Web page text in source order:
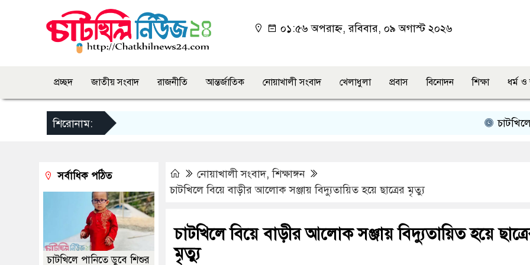
০১:৫৬ অপরাহ্ন, রবিবার, ০৯ অগাস্ট ২০২৬
প্রচ্ছদ জাতীয় সংবাদ রাজনীতি আন্তর্জাতিক নোয়াখালী সংবাদ খেলাধুলা প্রবাস বিনোদন শিক্ষা ধর্ম
শিরোনাম: চাটখিলে
নোয়াখালী সংবাদ,শিক্ষাঙ্গন
চাটখিলে বিয়ে বাড়ীর আলোক সঞ্জায় বিদ্যুতায়িত হয়ে ছাত্রের মৃত্যু
চাটখিলে বিয়ে বাড়ীর আলোক সঞ্জায় বিদ্যুতায়িত হয়ে
মৃত্যু
সর্বাধিক পঠিত
চাটখিলে পানিতে ডুবে শিশুর